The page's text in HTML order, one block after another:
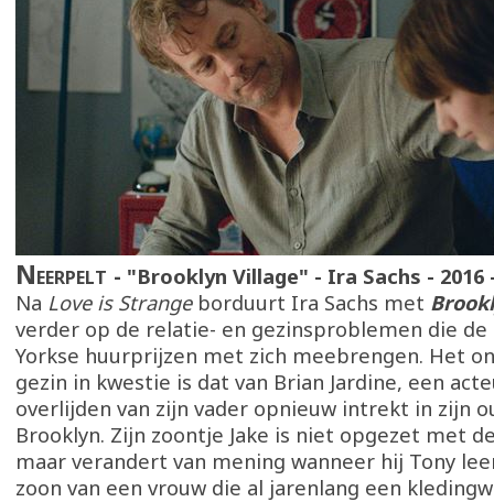
Neerpelt
"Brooklyn Village" - Ira Sachs - 2016
Na Love is Strangeborduurt Ira Sachs met
verder op de relatie- en gezinsproblemen die
Yorkse huurprijzen met zich meebrengen. Het
gezin in kwestie is dat van Brian Jardine, een
overlijden van zijn vader opnieuw intrekt in zijn
Brooklyn. Zijn zoontje Jake is niet opgezet met
maar verandert van mening wanneer hij Tony
zoon van een vrouw die al jarenlang een